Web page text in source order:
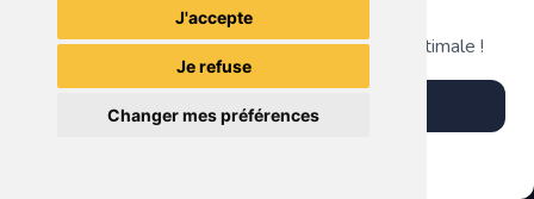
J'accepte
Je refuse
Changer mes préférences
TheGamingR83
Télécharge notre app pour une expérience optimale !
Télécharger l'app